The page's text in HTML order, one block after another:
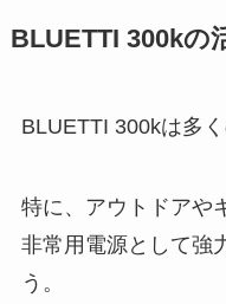
BLUETTI 300kの
BLUETTI 300kは多
特に、アウトドアや
非常用電源として強
う。